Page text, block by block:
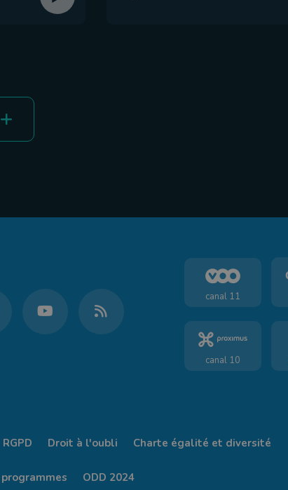
canal 11
canal 10
RGPD Droit à l'oubli Charte égalité et diversité
ODD 2024